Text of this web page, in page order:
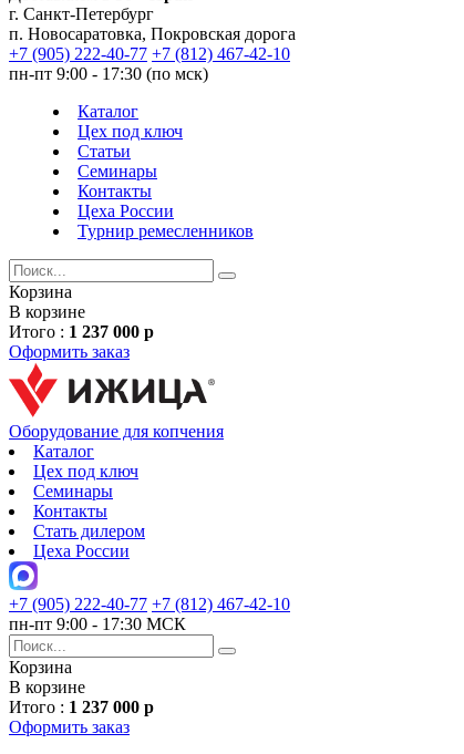
г. Санкт-Петербург
п. Новосаратовка, Покровская дорога
+7 (905) 222-40-77 +7 (812) 467-42-10
пн-пт 9:00 - 17:30 (по мск)
Каталог
Цех под ключ
Статьи
Семинары
Контакты
Цеха России
Турнир ремесленников
Корзина
В корзине
Итого : 1 237 000 р
Оформить заказ
Оборудование для копчения
Каталог
Цех под ключ
Семинары
Контакты
Стать дилером
Цеха России
+7 (905) 222-40-77 +7 (812) 467-42-10
пн-пт 9:00 - 17:30 МСК
Корзина
В корзине
Итого : 1 237 000 р
Оформить заказ